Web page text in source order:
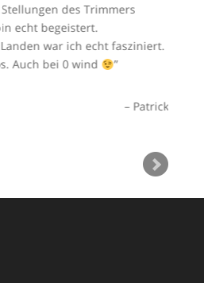
des Trimmers
echt begeistert.
war ich echt fasziniert.
Auch bei 0 wind
Patrick